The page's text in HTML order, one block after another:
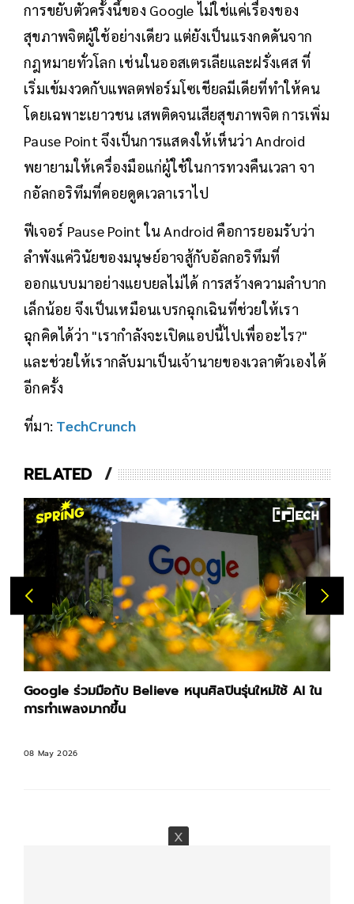
การขยับตัวครั้งนี้ของ Google ไม่ใช่แค่เรื่องของ
สุขภาพจิตผู้ใช้อย่างเดียว แต่ยังเป็นแรงกดดันจาก
กฎหมายทั่วโลก เช่นในออสเตรเลียและฝรั่งเศส ที่
เริ่มเข้มงวดกับแพลตฟอร์มโซเชียลมีเดียที่ทำให้คน
โดยเฉพาะเยาวชน เสพติดจนเสียสุขภาพจิต การเพิ่ม
Pause Point จึงเป็นการแสดงให้เห็นว่า Android
พยายามให้เครื่องมือแก่ผู้ใช้ในการทวงคืนเวลา จา
กอัลกอริทึมที่คอยดูดเวลาเราไป
ฟีเจอร์ Pause Point ใน Android คือการยอมรับว่า
ลำพังแค่วินัยของมนุษย์อาจสู้กับอัลกอริทึมที่
ออกแบบมาอย่างแยบยลไม่ได้ การสร้างความลำบาก
เล็กน้อย จึงเป็นเหมือนเบรกฉุกเฉินที่ช่วยให้เรา
ฉุกคิดได้ว่า "เรากำลังจะเปิดแอปนี้ไปเพื่ออะไร?"
และช่วยให้เรากลับมาเป็นเจ้านายของเวลาตัวเองได้
อีกครั้ง
ที่มา: TechCrunch
RELATED
Google ร่วมมือกับ Believe หนุนศิลปินรุ่นใหม่ใช้ AI ใน
การทำเพลงมากขึ้น
08 May 2026